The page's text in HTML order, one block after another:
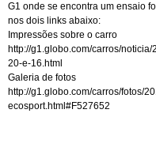
G1 onde se encontra um ensaio
nos dois links abaixo:
Impressões sobre o carro
http://g1.globo.com/carros/
20-e-16.html
Galeria de fotos
http://g1.globo.com/carros/fotos/
ecosport.html#F527652